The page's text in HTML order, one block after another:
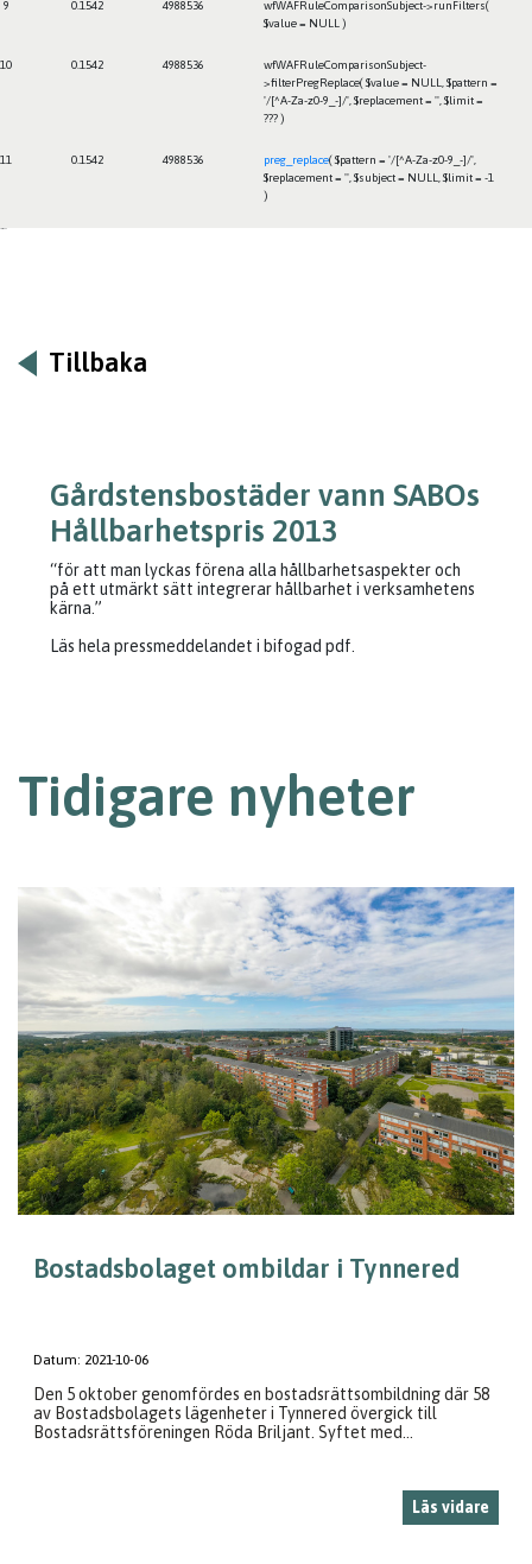
9 0.1542 4988536
wfWAFRuleComparisonSubject->runFilters(
$value = NULL )
10 0.1542 4988536
wfWAFRuleComparisonSubject-
>filterPregReplace($value = NULL
$pattern =
'/[^A-Za-z0-9_-]/' $replacement = '' $limit =
??? )
11 0.1542 4988536 preg_replace($pattern = '/[^A-Za-z0-9_-]/'
$replacement = '' $subject = NULL $limit = -1
)
Tillbaka
Gårdstensbostäder vann SABOs
Hållbarhetspris 2013
“för att man lyckas förena alla hållbarhetsaspekter och
på ett utmärkt sätt integrerar hållbarhet i verksamhetens
kärna.”
Läs hela pressmeddelandet i bifogad pdf.
Tidigare nyheter
Bostadsbolaget ombildar i Tynnered
Datum: 2021-10-06
Den 5 oktober genomfördes en bostadsrättsombildning där 58
av Bostadsbolagets lägenheter i Tynnered övergick till
Bostadsrättsföreningen Röda Briljant. Syftet med...
Läs vidare